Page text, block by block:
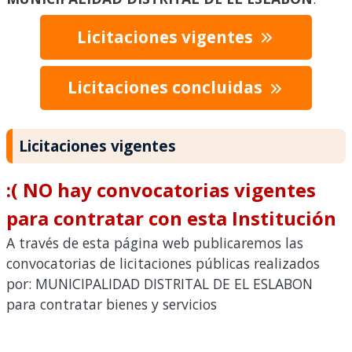
Licitaciones vigentes
Licitaciones concluidas
Licitaciones vigentes
:( NO hay convocatorias vigentes
para contratar con esta Institución
A través de esta página web publicaremos las
convocatorias de licitaciones públicas realizados
por: MUNICIPALIDAD DISTRITAL DE EL ESLABON
para contratar bienes y servicios